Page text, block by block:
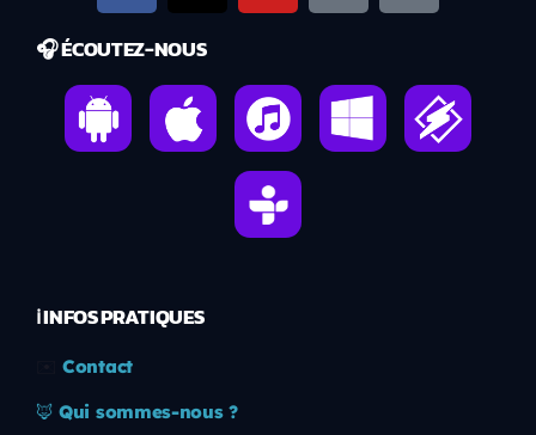
🎧 ÉCOUTEZ-NOUS
ℹ️ INFOS PRATIQUES
Contact
🦊 Qui sommes-nous ?